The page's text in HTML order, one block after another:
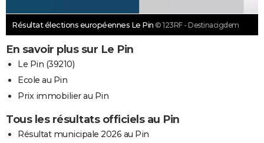
Résultat élections européennes Le Pin © 123RF - Destinacigdem
En savoir plus sur Le Pin
Le Pin (39210)
Ecole au Pin
Prix immobilier au Pin
Tous les résultats officiels au Pin
Résultat municipale 2026 au Pin